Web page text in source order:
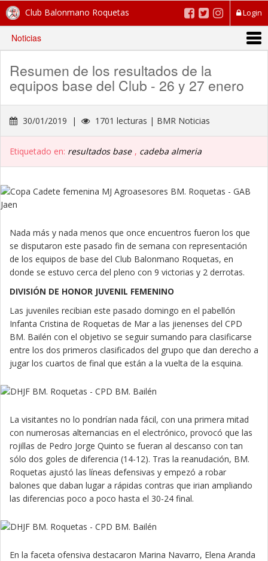
Login
Club Balonmano Roquetas
Noticias
Resumen de los resultados de la
equipos base del Club - 26 y 27 enero
30/01/2019 | 1701 lecturas | BMR Noticias
Etiquetado en: resultados base , cadeba almeria
Nada más y nada menos que once encuentros fueron los que
se disputaron este pasado fin de semana con representación
de los equipos de base del Club Balonmano Roquetas, en
donde se estuvo cerca del pleno con 9 victorias y 2 derrotas.
DIVISIÓN DE HONOR JUVENIL FEMENINO
Las juveniles recibian este pasado domingo en el pabellón
Infanta Cristina de Roquetas de Mar a las jienenses del CPD
BM. Bailén con el objetivo se seguir sumando para clasificarse
entre los dos primeros clasificados del grupo que dan derecho a
jugar los cuartos de final que están a la vuelta de la esquina.
La visitantes no lo pondrían nada fácil, con una primera mitad
con numerosas alternancias en el electrónico, provocó que las
rojillas de Pedro Jorge Quinto se fueran al descanso con tan
sólo dos goles de diferencia (14-12). Tras la reanudación, BM.
Roquetas ajustó las líneas defensivas y empezó a robar
balones que daban lugar a rápidas contras que irian ampliando
las diferencias poco a poco hasta el 30-24 final.
En la faceta ofensiva destacaron Marina Navarro, Elena Aranda